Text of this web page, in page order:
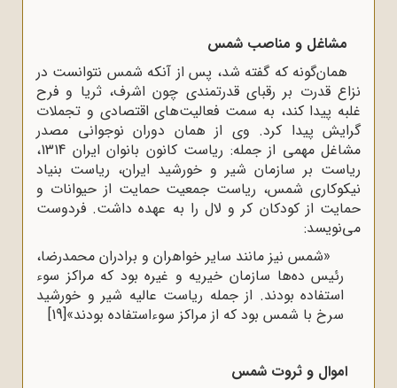
مشاغل و مناصب شمس
همان‌گونه که گفته شد، پس از آنکه شمس نتوانست در
نزاع قدرت بر رقبای قدرتمندی چون اشرف، ثریا و فرح
غلبه پیدا کند، به سمت فعالیت‌های اقتصادی و تجملات
گرایش پیدا کرد. وی از همان دوران نوجوانی مصدر
مشاغل مهمی از جمله: ریاست کانون بانوان ایران 1314،
ریاست بر سازمان شیر و خورشید ایران، ریاست بنیاد
نیکوکاری شمس، ریاست جمعیت حمایت از حیوانات و
حمایت از کودکان کر و لال را به عهده داشت. فردوست
می‌نویسد:
«شمس نیز مانند سایر خواهران و برادران محمدرضا،
رئیس ده‌ها سازمان خیریه و غیره بود که مراکز سوء
استفاده بودند. از جمله ریاست عالیه شیر و خورشید
سرخ با شمس بود که از مراکز سوءاستفاده بودند»[19]
اموال و ثروت شمس